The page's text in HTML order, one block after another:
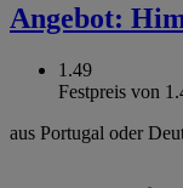
Angebot:
1.49
Festpreis von
aus Portugal oder